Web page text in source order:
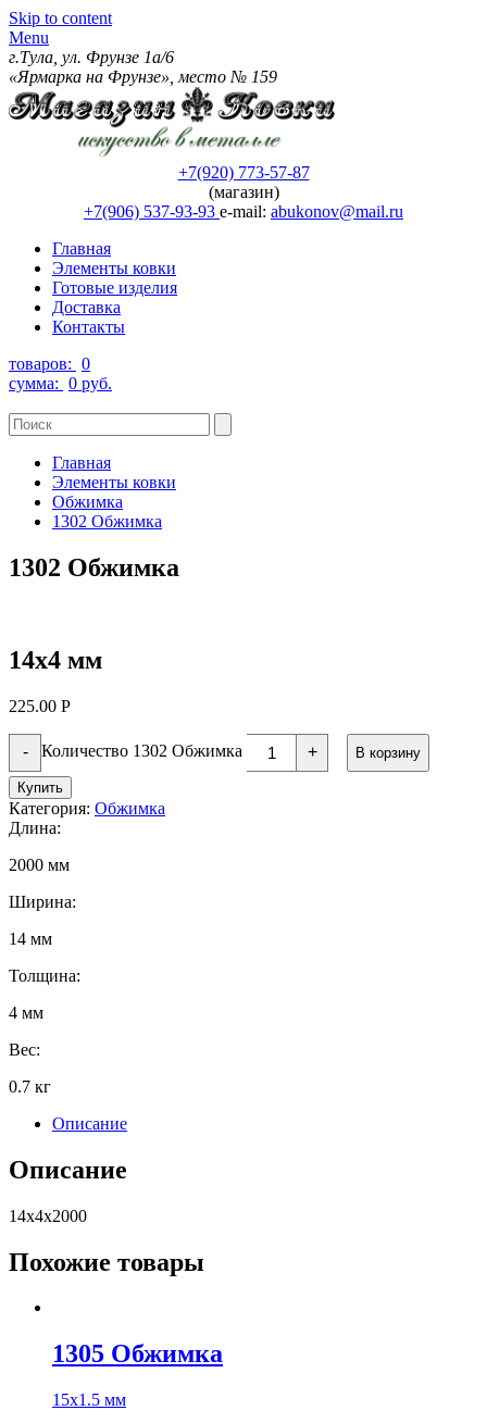
Skip to content
Menu
г.Тула, ул. Фрунзе 1а/6
«Ярмарка на Фрунзе», место № 159
+7(920) 773-57-87
(магазин)
+7(906) 537-93-93 e-mail: abukonov@mail.ru
Главная
Элементы ковки
Готовые изделия
Доставка
Контакты
товаров: 0
сумма: 0 руб.
Главная
Элементы ковки
Обжимка
1302 Обжимка
1302 Обжимка
14х4 мм
225.00 Р
- Количество 1302 Обжимка + В корзину
Купить
Категория: Обжимка
Длина:
2000 мм
Ширина:
14 мм
Толщина:
4 мм
Вес:
0.7 кг
Описание
Описание
14х4х2000
Похожие товары
1305 Обжимка
15х1.5 мм